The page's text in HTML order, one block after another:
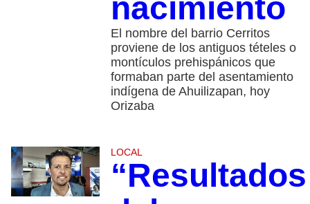
nacimiento
El nombre del barrio Cerritos
proviene de los antiguos tételes o
montículos prehispánicos que
formaban parte del asentamiento
indígena de Ahuilizapan, hoy
Orizaba
LOCAL
“Resultados